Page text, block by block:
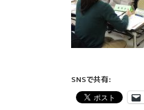
SNSで共有: